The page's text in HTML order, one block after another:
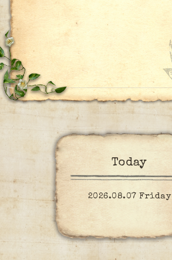
Today
2026.08.07 Friday